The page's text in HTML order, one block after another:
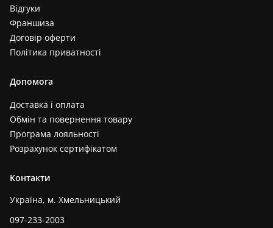
Відгуки
Франшиза
Договір оферти
Політика приватності
Допомога
Доставка і оплата
Обмін та повернення товару
Програма лояльності
Розрахунок сертифікатом
Контакти
Україна, м. Хмельницький
097-233-2003